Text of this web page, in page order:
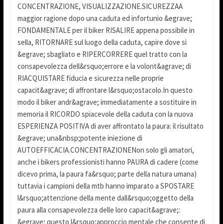
CONCENTRAZIONE, VISUALIZZAZIONE.SICUREZZAA
maggior ragione dopo una caduta ed infortunio &egrave;
FONDAMENTALE per il biker RISALIRE appena possibile in
sella, RITORNARE sul luogo della caduta, capire dove si
&egrave; sbagliato e RIPERCORRERE quel tratto con la
consapevolezza dell&rsquo;errore e la volont&agrave; di
RIACQUISTARE fiducia e sicurezza nelle proprie
capacit&agrave; di affrontare l&rsquo;ostacolo.In questo
modo il biker andr&agrave; immediatamente a sostituire in
memoria il RICORDO spiacevole della caduta con la nuova
ESPERIENZA POSITIVA di aver affrontato la paura: il risultato
&egrave; una&nbsp;potente iniezione di
AUTOEFFICACIA.CONCENTRAZIONENon solo gli amatori,
anche i bikers professionisti hanno PAURA di cadere (come
dicevo prima, la paura fa&rsquo; parte della natura umana)
tuttavia i campioni della mtb hanno imparato a SPOSTARE
l&rsquo;attenzione della mente dall&rsquo;oggetto della
paura alla consapevolezza delle loro capacit&agrave;:
&egrave; questo l&rsquo;approccio mentale che consente di